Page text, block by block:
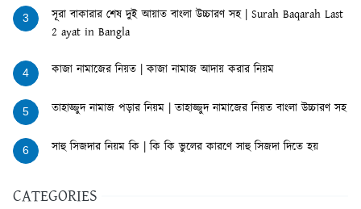
3
সূরা বাকারার শেষ দুই আয়াত বাংলা উচ্চারণ সহ | Surah Baqarah Last
2 ayat in Bangla
4 কাজা নামাজের নিয়ত | কাজা নামাজ আদায় করার নিয়ম
5 তাহাজ্জুদ নামাজ পড়ার নিয়ম | তাহাজ্জুদ নামাজের নিয়ত বাংলা উচ্চারণ সহ
6 সাহু সিজদার নিয়ম কি | কি কি ভুলের কারণে সাহু সিজদা দিতে হয়
CATEGORIES